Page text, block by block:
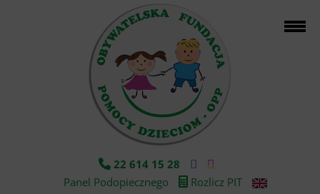
22 614 15 28
Panel Podopiecznego
Rozlicz PIT